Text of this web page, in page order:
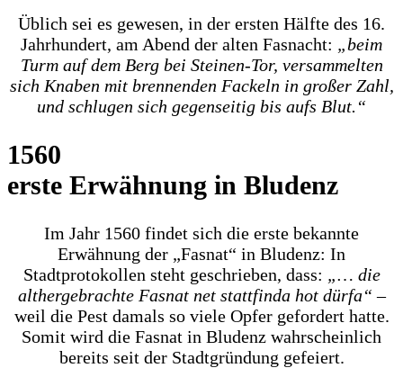
Üblich sei es gewesen, in der ersten Hälfte des 16.
Jahrhundert, am Abend der alten Fasnacht: „beim
Turm auf dem Berg bei Steinen-Tor, versammelten
sich Knaben mit brennenden Fackeln in großer Zahl,
und schlugen sich gegenseitig bis aufs Blut.“
1560
erste Erwähnung in Bludenz
Im Jahr 1560 findet sich die erste bekannte
Erwähnung der „Fasnat“ in Bludenz: In
Stadtprotokollen steht geschrieben, dass: „… die
althergebrachte Fasnat net stattfinda hot dürfa“ –
weil die Pest damals so viele Opfer gefordert hatte.
Somit wird die Fasnat in Bludenz wahrscheinlich
bereits seit der Stadtgründung gefeiert.